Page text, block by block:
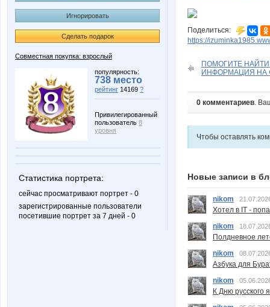
Игнорировать
Сделать подарок
Совместная покупка: взрослый
популярность:
738 место
рейтинг 14169 ?
Привилегированный
пользователь 8
уровня
Статистика портрета:
сейчас просматривают портрет - 0
зарегистрированные пользователи
посетившие портрет за 7 дней - 0
Поделиться:
https://
ПОМОГИТЕ
ИНФОРМАЦИЯ НА
0 комментариев.
Чтобы оставлять
Новые записи в
nikom
Хотел в IT -
nikom
Полдневное
nikom
Азбука для
nikom
К Дню русского